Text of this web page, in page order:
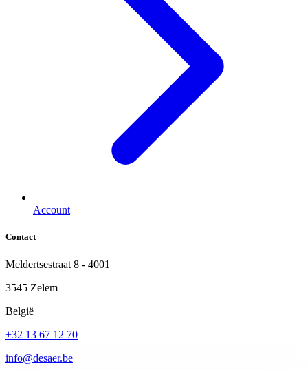
Account
Contact
Meldertsestraat 8 - 4001
3545 Zelem
België
+32 13 67 12 70
info@desaer.be